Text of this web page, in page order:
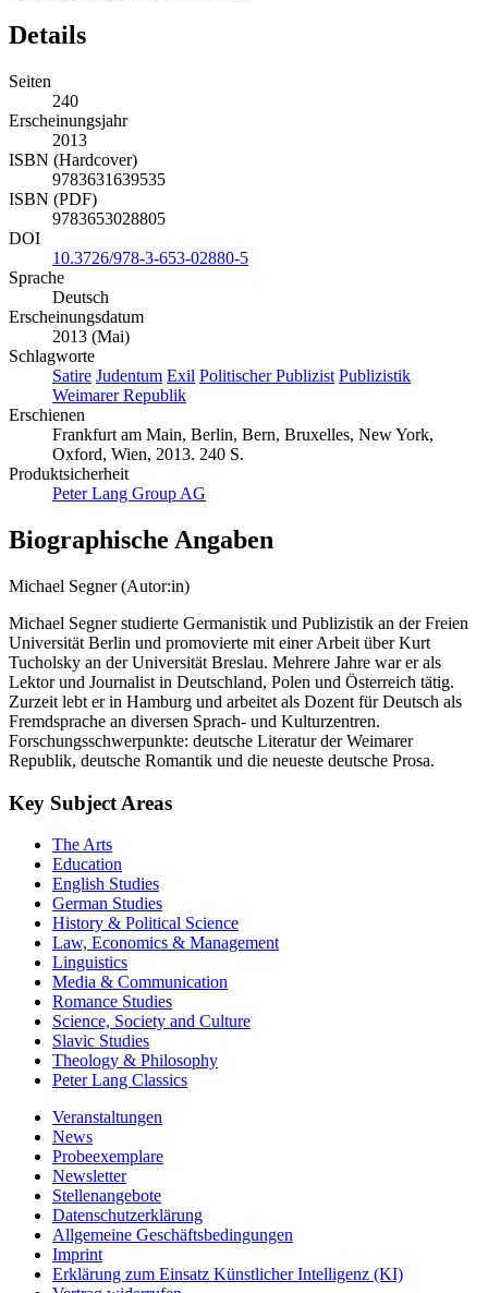
Details
Seiten
240
Erscheinungsjahr
2013
ISBN (Hardcover)
9783631639535
ISBN (PDF)
9783653028805
DOI
10.3726/978-3-653-02880-5
Sprache
Deutsch
Erscheinungsdatum
2013 (Mai)
Schlagworte
Satire Judentum Exil Politischer Publizist Publizistik
Weimarer Republik
Erschienen
Frankfurt am Main, Berlin, Bern, Bruxelles, New York,
Oxford, Wien, 2013. 240 S.
Produktsicherheit
Peter Lang Group AG
Biographische Angaben
Michael Segner (Autor:in)
Michael Segner studierte Germanistik und Publizistik an der Freien
Universität Berlin und promovierte mit einer Arbeit über Kurt
Tucholsky an der Universität Breslau. Mehrere Jahre war er als
Lektor und Journalist in Deutschland, Polen und Österreich tätig.
Zurzeit lebt er in Hamburg und arbeitet als Dozent für Deutsch als
Fremdsprache an diversen Sprach- und Kulturzentren.
Forschungsschwerpunkte: deutsche Literatur der Weimarer
Republik, deutsche Romantik und die neueste deutsche Prosa.
Key Subject Areas
The Arts
Education
English Studies
German Studies
History & Political Science
Law, Economics & Management
Linguistics
Media & Communication
Romance Studies
Science, Society and Culture
Slavic Studies
Theology & Philosophy
Peter Lang Classics
Veranstaltungen
News
Probeexemplare
Newsletter
Stellenangebote
Datenschutzerklärung
Allgemeine Geschäftsbedingungen
Imprint
Erklärung zum Einsatz Künstlicher Intelligenz (KI)